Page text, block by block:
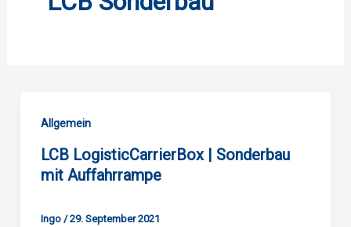
Allgemein
LCB LogisticCarrierBox | Sonderbau
mit Auffahrrampe
Ingo /29. September 2021